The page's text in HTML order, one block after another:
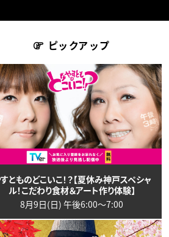
ピックアップ
とものどこいこ！？【夏休み神戸スペシャ
ル！こだわり食材＆アート作り体験】
8月9日(日) 午後6:00〜7:00